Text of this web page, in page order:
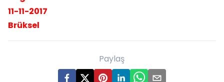
11-11-2017
Brüksel
Paylaş